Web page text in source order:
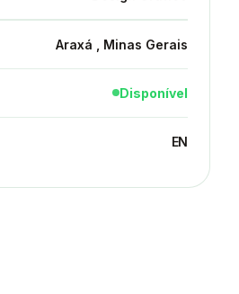
Araxá , Minas Gerais
Disponível
EN